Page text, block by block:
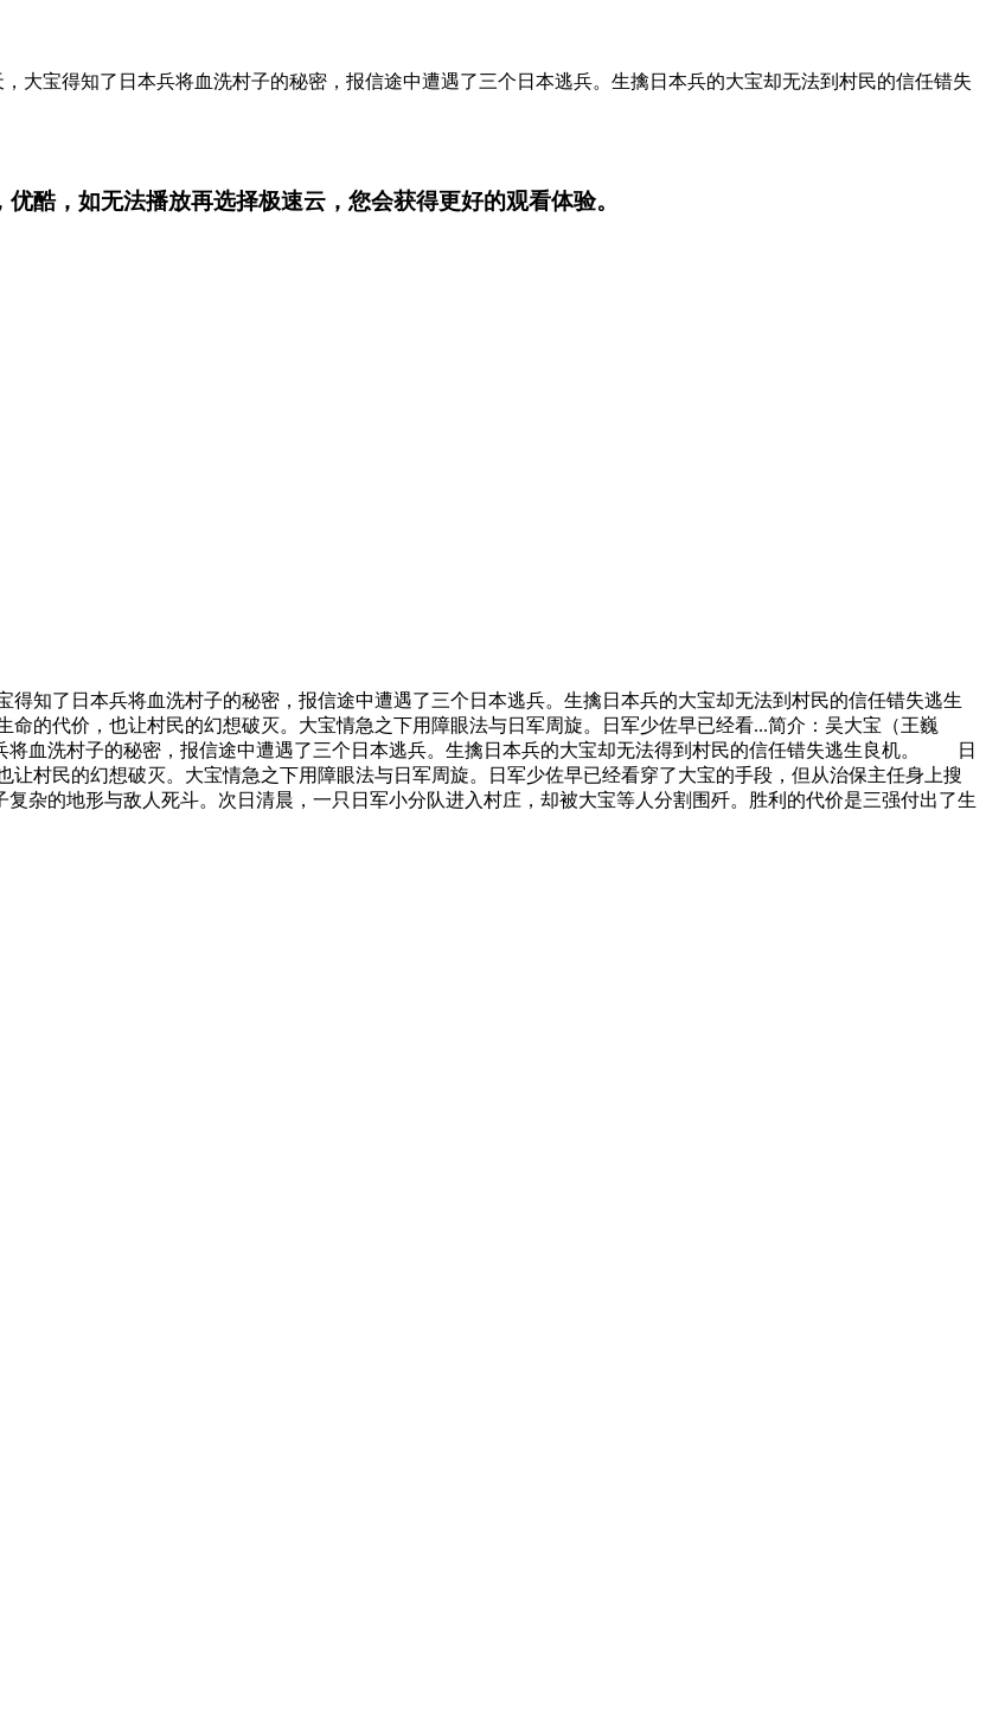
宝得知了日本兵将血洗村子的秘密，报信途中遭遇了三个日本逃兵。生擒日本兵的大宝却无法到村民的信任错失
酷， 如无法播放再选择极速云，您会获得更好的观看体验。
了日本兵将血洗村子的秘密，报信途中遭遇了三个日本逃兵。生擒日本兵的大宝却无法到村民的信任错失逃生
代价，也让村民的幻想破灭。大宝情急之下用障眼法与日军周旋。日军少佐早已经看...简介：吴大宝（王巍
血洗村子的秘密，报信途中遭遇了三个日本逃兵。生擒日本兵的大宝却无法得到村民的信任错失逃生良机。 日
村民的幻想破灭。大宝情急之下用障眼法与日军周旋。日军少佐早已经看穿了大宝的手段，但从治保主任身上搜
杂的地形与敌人死斗。次日清晨，一只日军小分队进入村庄，却被大宝等人分割围歼。胜利的代价是三强付出了生